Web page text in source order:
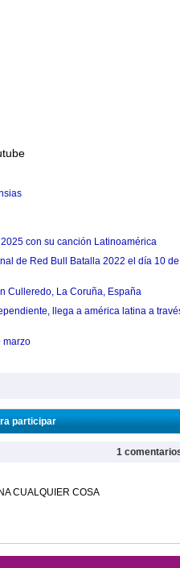
con su canción Latinoamérica
de Red Bull Batalla 2022 el día 10 de
Culleredo, La Coruña, España
llega a américa latina a
marzo
participar
1
CUALQUIER COSA